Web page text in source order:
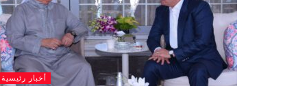
أخبار رئيسية